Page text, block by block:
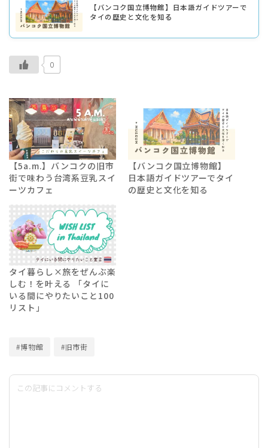
【バンコク国立博物館】日本語ガイドツアーで
タイの歴史と文化を知る
0
【5a.m.】バンコクの旧市
街で味わう台湾系豆乳スイ
ーツカフェ
【バンコク国立博物館】
日本語ガイドツアーでタイ
の歴史と文化を知る
タイ暮らし×旅をぜんぶ楽
しむ！を叶える 「タイに
いる間にやりたいこと100
リスト」
#博物館 #旧市街